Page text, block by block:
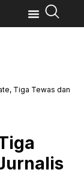
Tiga Tewas dan